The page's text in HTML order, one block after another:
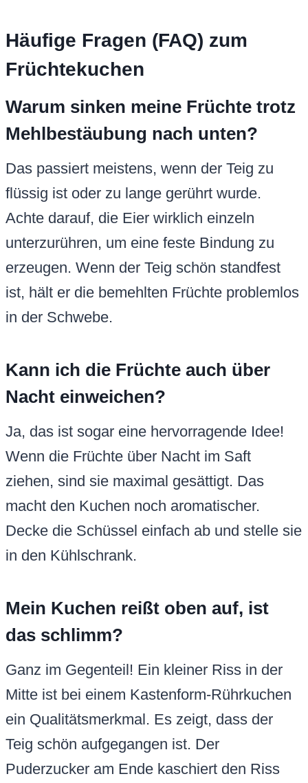
Häufige Fragen (FAQ) zum
Früchtekuchen
Warum sinken meine Früchte trotz
Mehlbestäubung nach unten?
Das passiert meistens, wenn der Teig zu
flüssig ist oder zu lange gerührt wurde.
Achte darauf, die Eier wirklich einzeln
unterzurühren, um eine feste Bindung zu
erzeugen. Wenn der Teig schön standfest
ist, hält er die bemehlten Früchte problemlos
in der Schwebe.
Kann ich die Früchte auch über
Nacht einweichen?
Ja, das ist sogar eine hervorragende Idee!
Wenn die Früchte über Nacht im Saft
ziehen, sind sie maximal gesättigt. Das
macht den Kuchen noch aromatischer.
Decke die Schüssel einfach ab und stelle sie
in den Kühlschrank.
Mein Kuchen reißt oben auf, ist
das schlimm?
Ganz im Gegenteil! Ein kleiner Riss in der
Mitte ist bei einem Kastenform-Rührkuchen
ein Qualitätsmerkmal. Es zeigt, dass der
Teig schön aufgegangen ist. Der
Puderzucker am Ende kaschiert den Riss